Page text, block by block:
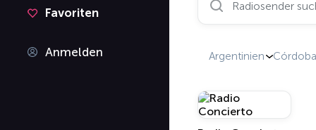
Favoriten
Anmelden Argentinien Córdoba